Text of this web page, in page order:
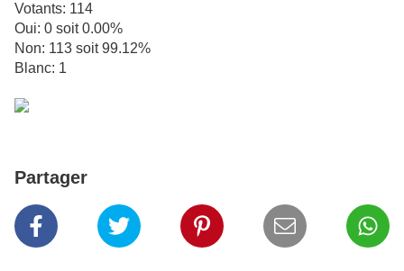
Votants: 114
Oui: 0 soit 0.00%
Non: 113 soit 99.12%
Blanc: 1
Partager